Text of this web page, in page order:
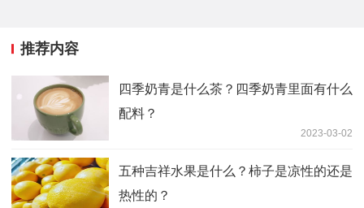
推荐内容
四季奶青是什么茶？四季奶青里面有什么
配料？
2023-03-02
五种吉祥水果是什么？柿子是凉性的还是
热性的？